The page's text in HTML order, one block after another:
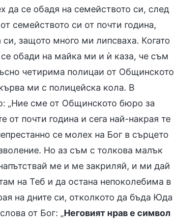
да се обадя на семейството си, след
семейството си от почти година,
защото много ми липсваха. Когато
обади на майка ми и ѝ каза, че съм
четирима полицаи от Общинското
ми с полицейска кола. В
„Ние сме от Общинското бюро за
почти година и сега най-накрая те
се молех на Бог в сърцето
Но аз съм с толкова малък
ме и ме закриляй, и ми дай
на Теб и да остана непоколебима в
на дните си, отколкото да бъда Юда
от Бог: „Неговият нрав е символ